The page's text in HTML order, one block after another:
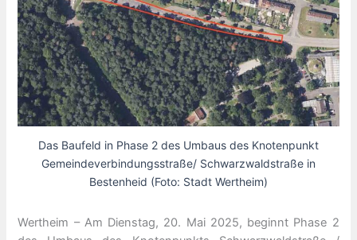
Das Baufeld in Phase 2 des Umbaus des Knotenpunkt
Gemeindeverbindungsstraße/ Schwarzwaldstraße in
Bestenheid (Foto: Stadt Wertheim)
Wertheim – Am Dienstag, 20. Mai 2025, beginnt Phase 2